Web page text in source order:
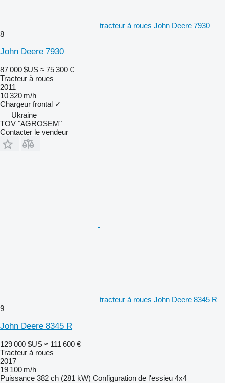
tracteur à roues John Deere 7930
8
John Deere 7930
87 000 $US ≈ 75 300 €
Tracteur à roues
2011
10 320 m/h
Chargeur frontal ✓
Ukraine
TOV "AGROSEM"
Contacter le vendeur
tracteur à roues John Deere 8345 R
9
John Deere 8345 R
129 000 $US ≈ 111 600 €
Tracteur à roues
2017
19 100 m/h
Puissance 382 ch (281 kW) Configuration de l'essieu 4x4